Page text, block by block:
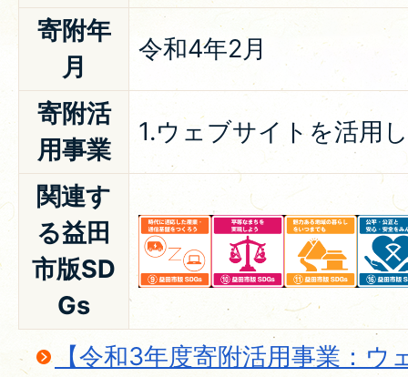
寄附年
月
令和4年2月
寄附活
用事業
1.ウェブサイトを活用
関連す
る益田
市版SD
Gs
【令和3年度寄附活用事業：